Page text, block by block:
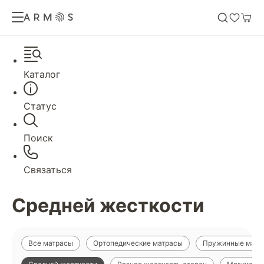
Каталог
Статус
Поиск
Связаться
Средней жесткости
Все матрасы Ортопедические матрасы Пружинные